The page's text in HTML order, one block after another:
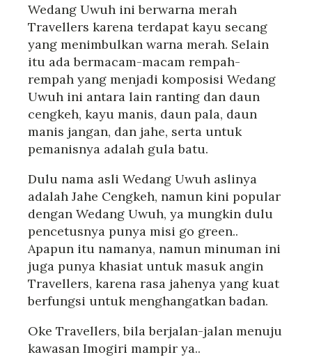
Wedang Uwuh ini berwarna merah
Travellers karena terdapat kayu secang
yang menimbulkan warna merah. Selain
itu ada bermacam-macam rempah-
rempah yang menjadi komposisi Wedang
Uwuh ini antara lain ranting dan daun
cengkeh, kayu manis, daun pala, daun
manis jangan, dan jahe, serta untuk
pemanisnya adalah gula batu.
Dulu nama asli Wedang Uwuh aslinya
adalah Jahe Cengkeh, namun kini popular
dengan Wedang Uwuh, ya mungkin dulu
pencetusnya punya misi go green..
Apapun itu namanya, namun minuman ini
juga punya khasiat untuk masuk angin
Travellers, karena rasa jahenya yang kuat
berfungsi untuk menghangatkan badan.
Oke Travellers, bila berjalan-jalan menuju
kawasan Imogiri mampir ya..